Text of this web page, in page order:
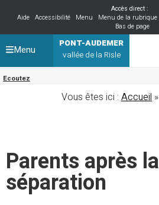
Accès direct :
Aide
Accessibilité Menu Menu de la rubrique
Bas de page
PONT-AUDEMER
vallée de la Risle
Ecoutez
Menu
Vous êtes ici : Accueil »
Parents après la
séparation